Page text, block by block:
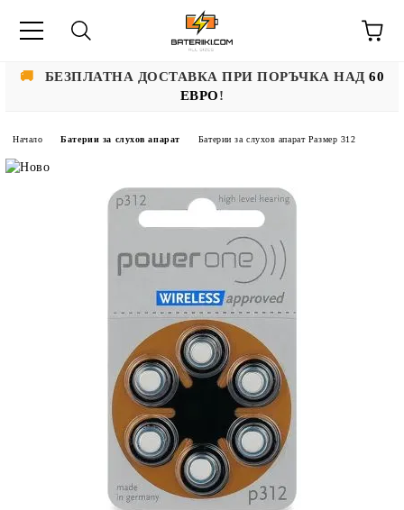
🚚 БЕЗПЛАТНА ДОСТАВКА ПРИ ПОРЪЧКА НАД60
ЕВРО!
Начало Батерии за слухов апарат Батерии за слухов апарат Размер 312